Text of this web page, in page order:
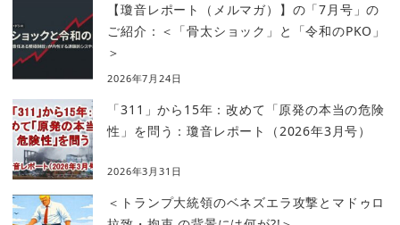
【瓊音レポート（メルマガ）】の「7月号」の
ご紹介：＜「骨太ショック」と「令和のPKO」
＞
2026年7月24日
「311」から15年：改めて「原発の本当の危険
性」を問う：瓊音レポート（2026年3月号）
2026年3月31日
＜トランプ大統領のベネズエラ攻撃とマドゥロ